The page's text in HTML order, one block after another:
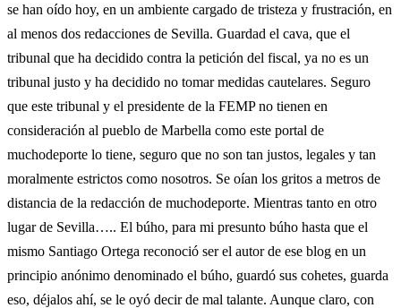
se han oído hoy, en un ambiente cargado de tristeza y frustración, en
al menos dos redacciones de Sevilla. Guardad el cava, que el
tribunal que ha decidido contra la petición del fiscal, ya no es un
tribunal justo y ha decidido no tomar medidas cautelares. Seguro
que este tribunal y el presidente de la FEMP no tienen en
consideración al pueblo de Marbella como este portal de
muchodeporte lo tiene, seguro que no son tan justos, legales y tan
moralmente estrictos como nosotros. Se oían los gritos a metros de
distancia de la redacción de muchodeporte. Mientras tanto en otro
lugar de Sevilla….. El búho, para mi presunto búho hasta que el
mismo Santiago Ortega reconoció ser el autor de ese blog en un
principio anónimo denominado el búho, guardó sus cohetes, guarda
eso, déjalos ahí, se le oyó decir de mal talante. Aunque claro, con